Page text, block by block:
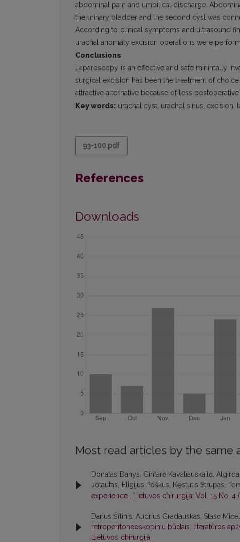
abdominal pain and umbilical discharge.
the urinary bladder and the second cyst was
According to clinical symptoms and ultrasound
urachal anomaly excision operations were
Conclusions
Laparoscopy is an effective and safe minimally
surgical excision has been the treatment of
attractive alternative because of less
Key words: urachal cyst, urachal sinus, excision,
93-100.pdf
References
Downloads
Most read articles by the same
Donatas Danys, Gintarė Kavaliauskaitė,
Jotautas, Eligijus Poškus, Kęstutis Strupas,
experience , Lietuvos chirurgija: Vol. 15 No. 4
Darius Šilinis, Audrius Gradauskas, Stasė
retroperitoneoskopiniu būdais: literatūros
Lietuvos chirurgija